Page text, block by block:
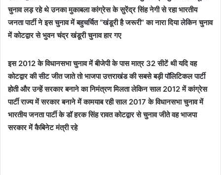
चुनाव लड़ रहे थे उनका मुकाबला कांग्रेस के सुरेंद्र सिंह नेगी से रहा भारतीय
जनता पार्टी ने इस चुनाव में बहुचर्चित “खंडूरी है जरूरी” का नारा दिया लेकिन चुनाव
में कोटद्वार से भुवन चंद्र खंडूरी चुनाव हार गए
इस 2012 के विधानसभा चुनाव में बीजेपी के पास मात्र 32 सीटें थी यदि वह
कोटद्वार की सीट जीत जाते तो भाजपा उत्तराखंड की सबसे बड़ी पॉलिटिकल पार्टी
होती और उन्हें सरकार बनाने का निमंत्रण मिलता लेकिन साल 2012 में कांग्रेस
पार्टी राज्य में सरकार बनाने में कामयाब रही साल 2017 के विधानसभा चुनाव में
भारतीय जनता पार्टी के डॉ हरक सिंह रावत कोटद्वार से चुनाव जीते वह भाजपा
सरकार में कैबिनेट मंत्री रहे